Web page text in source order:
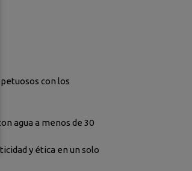
con los
agua a menos de 30
y ética en un solo